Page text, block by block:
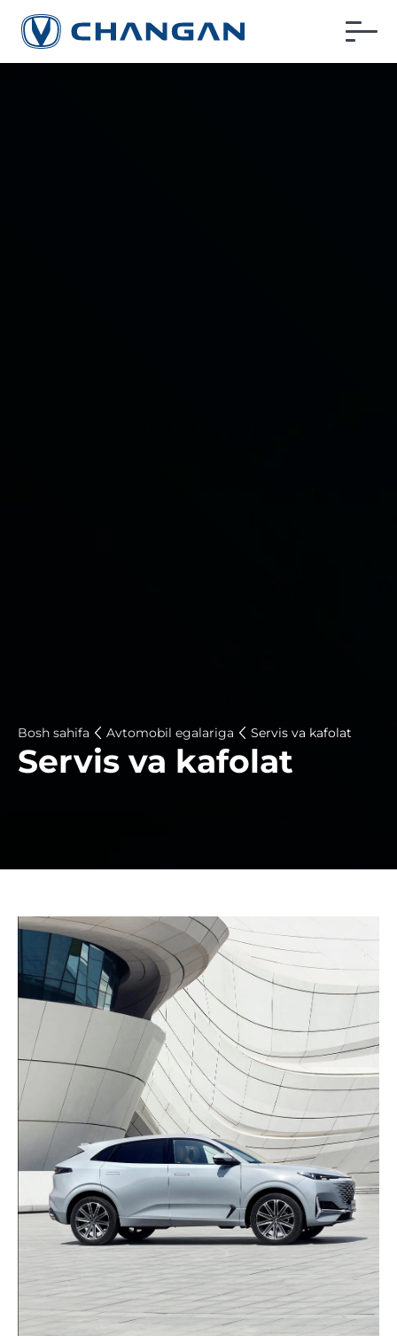
Bosh sahifa Avtomobil egalariga Servis va kafolat
Servis va kafolat